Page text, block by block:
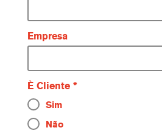
Empresa
È Cliente
Sim
Não